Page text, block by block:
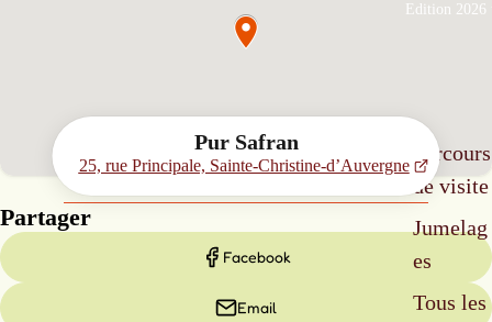
Edition 2026
Parcours
de visite
Jumelag
es
Tous les
Pur Safran
25, rue Principale, Sainte-Christine-d’Auvergne
Partager
Facebook
Email